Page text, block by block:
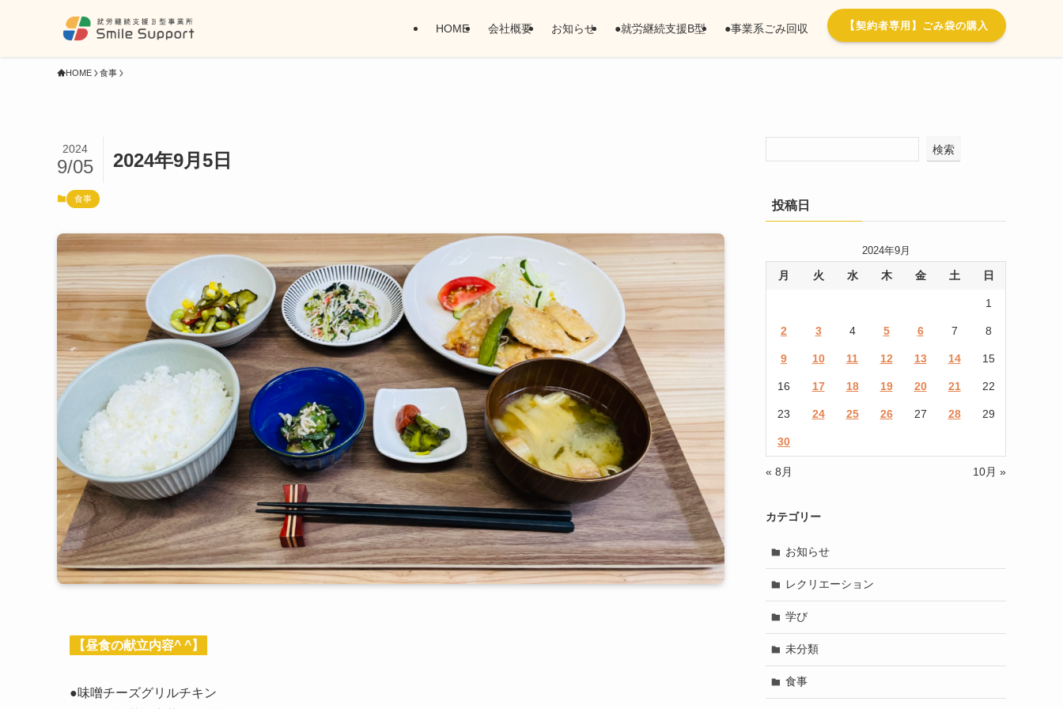
HOME 会社概要 お知らせ ●就労継続支援B型 ●事業系ごみ回収 【契約者専用】ごみ袋の購入
HOME 食事
2024年9月5日
2024
9/05
食事
【昼食の献立内容^ ^】
●味噌チーズグリルチキン
検索
投稿日
2024年9月
月 火 水 木 金 土 日
1
2 3 4 5 6 7 8
9 10 11 12 13 14 15
16 17 18 19 20 21 22
23 24 25 26 27 28 29
30
« 8月 10月 »
カテゴリー
お知らせ
レクリエーション
学び
未分類
食事